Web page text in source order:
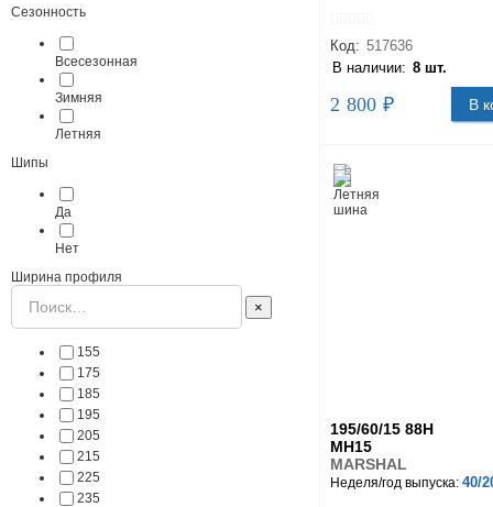
Сезонность
Всесезонная
Зимняя
Летняя
Шипы
Да
Нет
Ширина профиля
×
155
175
185
195
205
215
225
235
Код: 517636
В наличии: 8 шт.
2 800 ₽ В
195/60/15 88H
MH15
MARSHAL
Неделя/год выпуска: 40/